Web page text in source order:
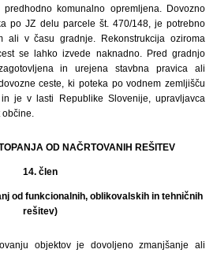
komunalno opremljena. Dovozno
po JZ delu parcele št. 470/148, je potrebno
ali v času gradnje. Rekonstrukcija oziroma
se lahko izvede naknadno. Pred gradnjo
in urejena stavbna pravica ali
ceste, ki poteka po vodnem zemljišču
je v lasti Republike Slovenije, upravljavca
OD NAČRTOVANIH REŠITEV
14. člen
od funkcionalnih, oblikovalskih in tehničnih
rešitev)
objektov je dovoljeno zmanjšanje ali